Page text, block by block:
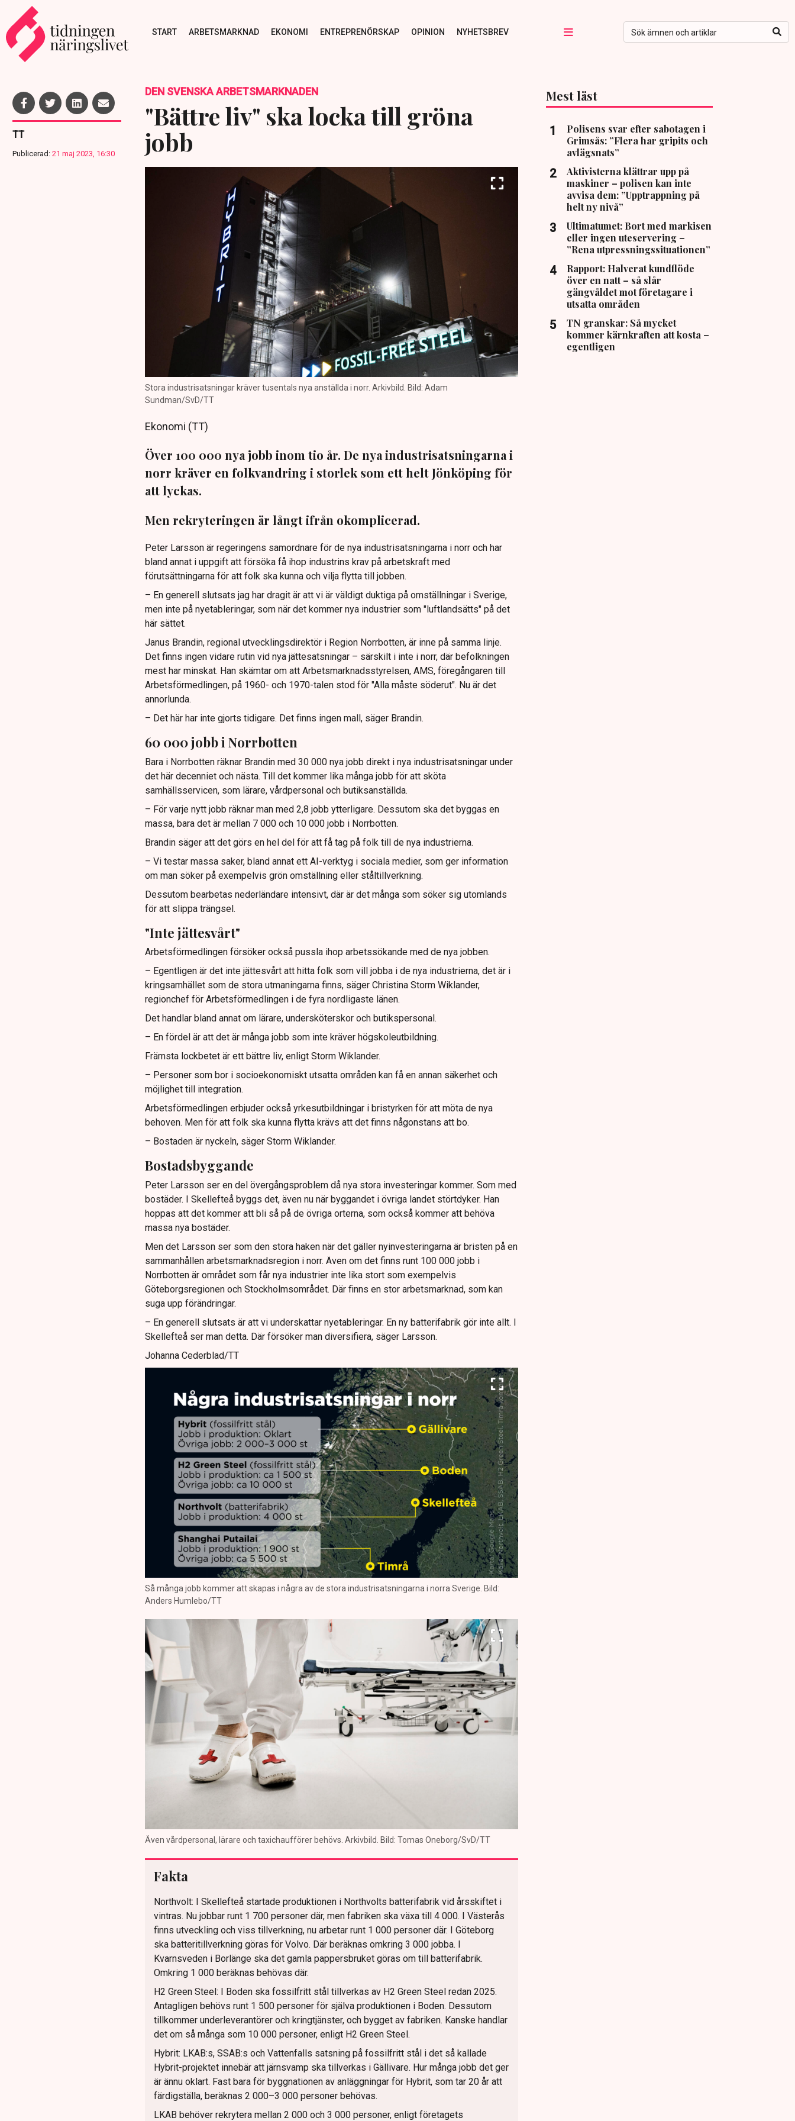
START ARBETSMARKNAD EKONOMI ENTREPRENÖRSKAP OPINION NYHETSBREV
TT
Publicerad: 21 maj 2023, 16:30
DEN SVENSKA ARBETSMARKNADEN
"Bättre liv" ska locka till gröna
jobb
Stora industrisatsningar kräver tusentals nya anställda i norr. Arkivbild. Bild: Adam
Sundman/SvD/TT
Ekonomi (TT)
Över 100 000 nya jobb inom tio år. De nya industrisatsningarna i
norr kräver en folkvandring i storlek som ett helt Jönköping för
att lyckas.
Men rekryteringen är långt ifrån okomplicerad.
Peter Larsson är regeringens samordnare för de nya industrisatsningarna i norr och har
bland annat i uppgift att försöka få ihop industrins krav på arbetskraft med
förutsättningarna för att folk ska kunna och vilja flytta till jobben.
– En generell slutsats jag har dragit är att vi är väldigt duktiga på omställningar i Sverige,
men inte på nyetableringar, som när det kommer nya industrier som "luftlandsätts" på det
här sättet.
Janus Brandin, regional utvecklingsdirektör i Region Norrbotten, är inne på samma linje.
Det finns ingen vidare rutin vid nya jättesatsningar – särskilt i inte i norr, där befolkningen
mest har minskat. Han skämtar om att Arbetsmarknadsstyrelsen, AMS, föregångaren till
Arbetsförmedlingen, på 1960- och 1970-talen stod för "Alla måste söderut". Nu är det
annorlunda.
– Det här har inte gjorts tidigare. Det finns ingen mall, säger Brandin.
60 000 jobb i Norrbotten
Bara i Norrbotten räknar Brandin med 30 000 nya jobb direkt i nya industrisatsningar under
det här decenniet och nästa. Till det kommer lika många jobb för att sköta
samhällsservicen, som lärare, vårdpersonal och butiksanställda.
– För varje nytt jobb räknar man med 2,8 jobb ytterligare. Dessutom ska det byggas en
massa, bara det är mellan 7 000 och 10 000 jobb i Norrbotten.
Brandin säger att det görs en hel del för att få tag på folk till de nya industrierna.
– Vi testar massa saker, bland annat ett AI-verktyg i sociala medier, som ger information
om man söker på exempelvis grön omställning eller ståltillverkning.
Dessutom bearbetas nederländare intensivt, där är det många som söker sig utomlands
för att slippa trängsel.
"Inte jättesvårt"
Arbetsförmedlingen försöker också pussla ihop arbetssökande med de nya jobben.
– Egentligen är det inte jättesvårt att hitta folk som vill jobba i de nya industrierna, det är i
kringsamhället som de stora utmaningarna finns, säger Christina Storm Wiklander,
regionchef för Arbetsförmedlingen i de fyra nordligaste länen.
Det handlar bland annat om lärare, undersköterskor och butikspersonal.
– En fördel är att det är många jobb som inte kräver högskoleutbildning.
Främsta lockbetet är ett bättre liv, enligt Storm Wiklander.
– Personer som bor i socioekonomiskt utsatta områden kan få en annan säkerhet och
möjlighet till integration.
Arbetsförmedlingen erbjuder också yrkesutbildningar i bristyrken för att möta de nya
behoven. Men för att folk ska kunna flytta krävs att det finns någonstans att bo.
– Bostaden är nyckeln, säger Storm Wiklander.
Bostadsbyggande
Peter Larsson ser en del övergångsproblem då nya stora investeringar kommer. Som med
bostäder. I Skellefteå byggs det, även nu när byggandet i övriga landet störtdyker. Han
hoppas att det kommer att bli så på de övriga orterna, som också kommer att behöva
massa nya bostäder.
Men det Larsson ser som den stora haken när det gäller nyinvesteringarna är bristen på en
sammanhållen arbetsmarknadsregion i norr. Även om det finns runt 100 000 jobb i
Norrbotten är området som får nya industrier inte lika stort som exempelvis
Göteborgsregionen och Stockholmsområdet. Där finns en stor arbetsmarknad, som kan
suga upp förändringar.
– En generell slutsats är att vi underskattar nyetableringar. En ny batterifabrik gör inte allt. I
Skellefteå ser man detta. Där försöker man diversifiera, säger Larsson.
Johanna Cederblad/TT
Så många jobb kommer att skapas i några av de stora industrisatsningarna i norra Sverige. Bild:
Anders Humlebo/TT
Även vårdpersonal, lärare och taxichaufförer behövs. Arkivbild. Bild: Tomas Oneborg/SvD/TT
Fakta
Northvolt: I Skellefteå startade produktionen i Northvolts batterifabrik vid årsskiftet i
vintras. Nu jobbar runt 1 700 personer där, men fabriken ska växa till 4 000. I Västerås
finns utveckling och viss tillverkning, nu arbetar runt 1 000 personer där. I Göteborg
ska batteritillverkning göras för Volvo. Där beräknas omkring 3 000 jobba. I
Kvarnsveden i Borlänge ska det gamla pappersbruket göras om till batterifabrik.
Omkring 1 000 beräknas behövas där.
H2 Green Steel: I Boden ska fossilfritt stål tillverkas av H2 Green Steel redan 2025.
Antagligen behövs runt 1 500 personer för själva produktionen i Boden. Dessutom
tillkommer underleverantörer och kringtjänster, och bygget av fabriken. Kanske handlar
det om så många som 10 000 personer, enligt H2 Green Steel.
Hybrit: LKAB:s, SSAB:s och Vattenfalls satsning på fossilfritt stål i det så kallade
Hybrit-projektet innebär att järnsvamp ska tillverkas i Gällivare. Hur många jobb det ger
är ännu oklart. Fast bara för byggnationen av anläggningar för Hybrit, som tar 20 år att
färdigställa, beräknas 2 000–3 000 personer behövas.
LKAB behöver rekrytera mellan 2 000 och 3 000 personer, enligt företagets
Mest läst
Polisens svar efter sabotagen i
Grimsås: ”Flera har gripits och
avlägsnats”
Aktivisterna klättrar upp på
maskiner – polisen kan inte
avvisa dem: ”Upptrappning på
helt ny nivå”
Ultimatumet: Bort med markisen
eller ingen uteservering –
”Rena utpressningssituationen”
Rapport: Halverat kundflöde
över en natt – så slår
gängvåldet mot företagare i
utsatta områden
TN granskar: Så mycket
kommer kärnkraften att kosta –
egentligen